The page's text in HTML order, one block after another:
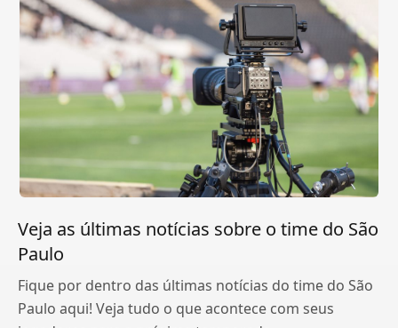
Veja as últimas notícias sobre o time do São
Paulo
Fique por dentro das últimas notícias do time do São
Paulo aqui! Veja tudo o que acontece com seus